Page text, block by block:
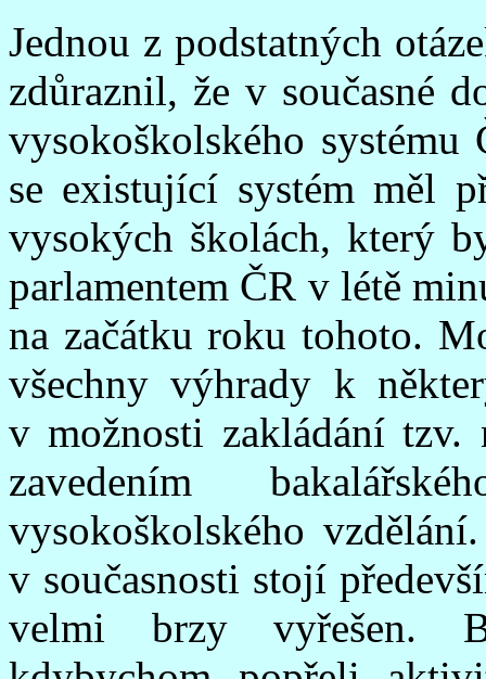
Jednou z podstatných
zdůraznil, že v současné
vysokoškolského
se existující systém měl
vysokých školách, který
parlamentem ČR v létě
na začátku roku tohoto.
všechny výhrady k
v možnosti zakládání
zavedením
vysokoškolského
v současnosti stojí
velmi brzy vyřešen.